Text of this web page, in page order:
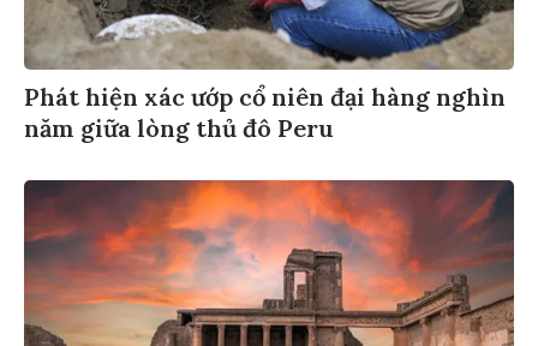
Phát hiện xác ướp cổ niên đại hàng nghìn
năm giữa lòng thủ đô Peru